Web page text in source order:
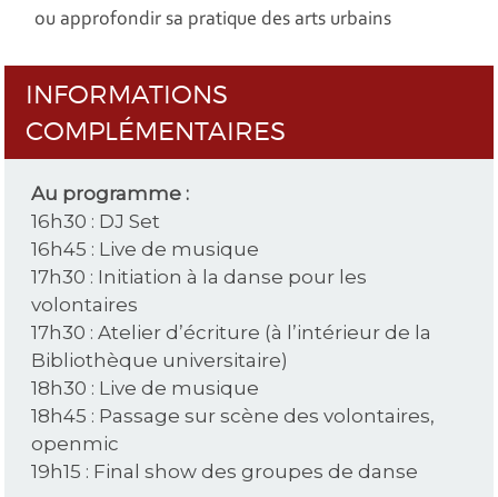
ou approfondir sa pratique des arts urbains
INFORMATIONS
COMPLÉMENTAIRES
Au programme :
16h30 : DJ Set
16h45 : Live de musique
17h30 : Initiation à la danse pour les
volontaires
17h30 : Atelier d’écriture (à l’intérieur de la
Bibliothèque universitaire)
18h30 : Live de musique
18h45 : Passage sur scène des volontaires,
openmic
19h15 : Final show des groupes de danse